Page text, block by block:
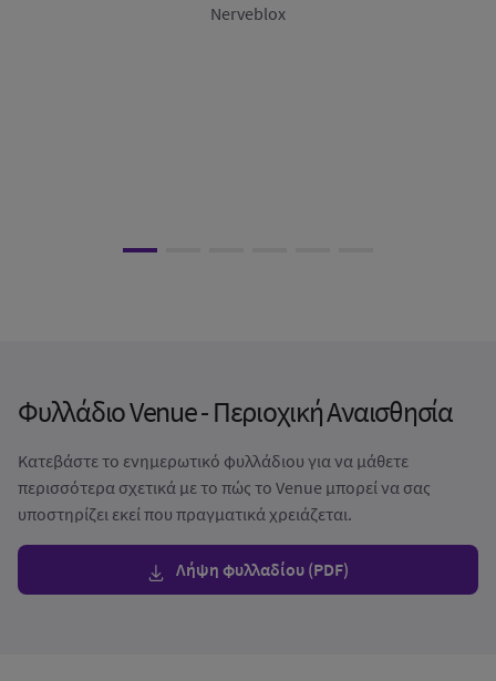
Nerveblox
Φυλλάδιο Venue - Περιοχική Αναισθησία
Κατεβάστε το ενημερωτικό φυλλάδιου για να μάθετε
περισσότερα σχετικά με το πώς το Venue μπορεί να σας
υποστηρίζει εκεί που πραγματικά χρειάζεται.
Λήψη φυλλαδίου (PDF)